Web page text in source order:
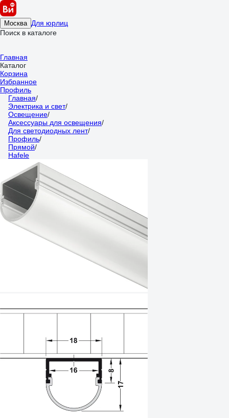
Москва Для юрлиц
Поиск в каталоге
Главная
Каталог
Корзина
Избранное
Профиль
Главная/
Электрика и свет/
Освещение/
Аксессуары для освещения/
Для светодиодных лент/
Профиль/
Прямой/
Hafele